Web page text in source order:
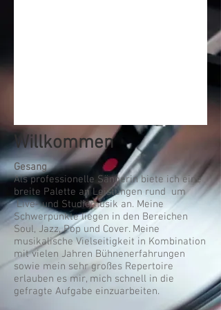
Gesang
Als professionelle Sängerin biete ich eine
breite Palette an Leistungen rund um
Live- und Studiomusik an. Meine
Schwerpunkte liegen in den Bereichen
Soul, Jazz, Pop und Cover. Meine
musikalische Vielseitigkeit in Kombination
mit vielen Jahren Bühnenerfahrungen
sowie mein sehr großes Repertoire
erlauben es mir, mich schnell in die
gefragte Aufgabe einzuarbeiten.
Willkommen